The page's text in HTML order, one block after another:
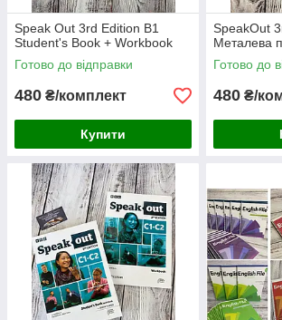
Speak Out 3rd Edition B1
Student's Book + Workbook
Готово до відправки
480 ₴/комплект
Купити
SpeakOut
Металева
Готово до
480 ₴/